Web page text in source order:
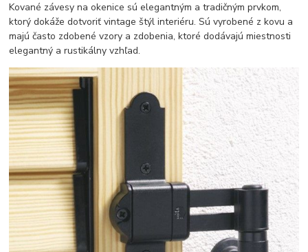
Kované závesy na okenice sú elegantným a tradičným prvkom,
ktorý dokáže dotvoriť vintage štýl interiéru. Sú vyrobené z kovu a
majú často zdobené vzory a zdobenia, ktoré dodávajú miestnosti
elegantný a rustikálny vzhľad.